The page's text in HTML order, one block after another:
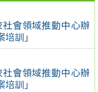
會領域推動中心辦
訓」
會領域推動中心辦
訓」